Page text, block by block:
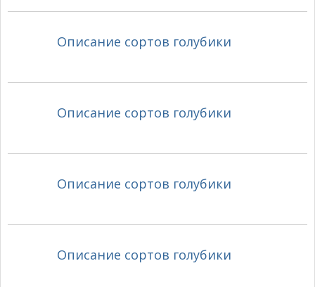
Описание сортов голубики
Описание сортов голубики
Описание сортов голубики
Описание сортов голубики